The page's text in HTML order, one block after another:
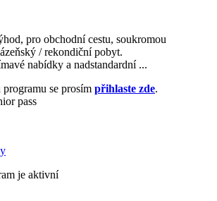
pro obchodní cestu, soukromou
/ rekondiční pobyt.
nabídky a nadstandardní ...
se prosím přihlaste zde.
pass
je aktivní